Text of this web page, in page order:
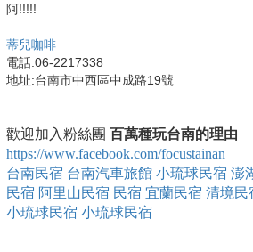
阿!!!!!
蒂兒咖啡
電話:06-2217338
地址:台南市中西區中成路19號
歡迎加入粉絲團 百萬種玩台南的理由
https://www.facebook.com/focustainan
台南民宿 台南汽車旅館 小琉球民宿 澎
民宿 阿里山民宿 民宿 宜蘭民宿 清境民
小琉球民宿 小琉球民宿